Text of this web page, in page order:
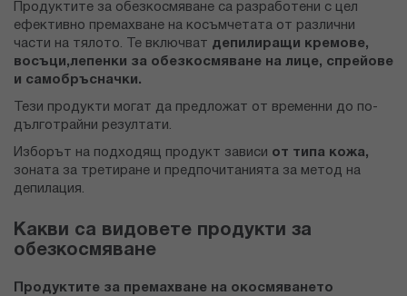
Продуктите за обезкосмяване са разработени с цел
ефективно премахване на косъмчетата от различни
части на тялото. Те включват депилиращи кремове,
восъци,лепенки за обезкосмяване на лице, спрейове
и самобръсначки.
Тези продукти могат да предложат от временни до по-
дълготрайни резултати.
Изборът на подходящ продукт зависи от типа кожа,
зоната за третиране и предпочитанията за метод на
депилация.
Какви са видовете продукти за
обезкосмяване
Продуктите за премахване на окосмяването